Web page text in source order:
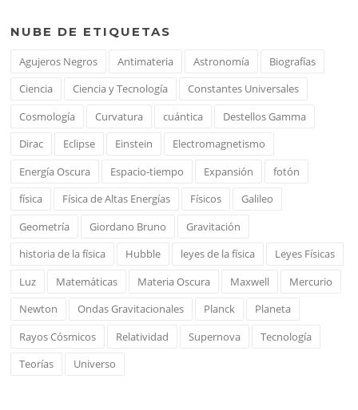
NUBE DE ETIQUETAS
Agujeros Negros Antimateria Astronomía
Biografías
Ciencia
Ciencia y Tecnología
Constantes Universales
Cosmología
Curvatura cuántica
Destellos Gamma
Dirac
Eclipse Einstein
Electromagnetismo
Energía Oscura
Espacio-tiempo Expansión
fotón
física
Física de Altas Energías Físicos
Galileo
Geometría
Giordano Bruno
Gravitación
historia de la física
Hubble leyes de la física
Leyes Físicas
Luz
Matemáticas Materia Oscura Maxwell
Mercurio
Newton
Ondas Gravitacionales Planck
Planeta
Rayos Cósmicos
Relatividad Supernova
Tecnología
Teorías
Universo